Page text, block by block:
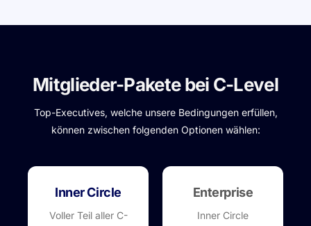
Mitglieder-Pakete bei C-Level
Top-Executives, welche unsere Bedingungen erfüllen,
können zwischen folgenden Optionen wählen:
Inner Circle
Voller Teil aller C-
Enterprise
Inner Circle